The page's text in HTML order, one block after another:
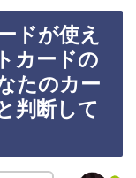
ドが使え
カードの
たのカー
判断して